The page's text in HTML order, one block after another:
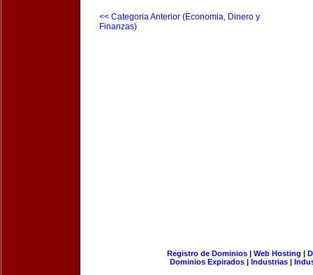
<< Categoria Anterior (Economia, Dinero y
Finanzas)
Registro de Dominios| Web Hosting |
Dominios Expirados | Industrias |